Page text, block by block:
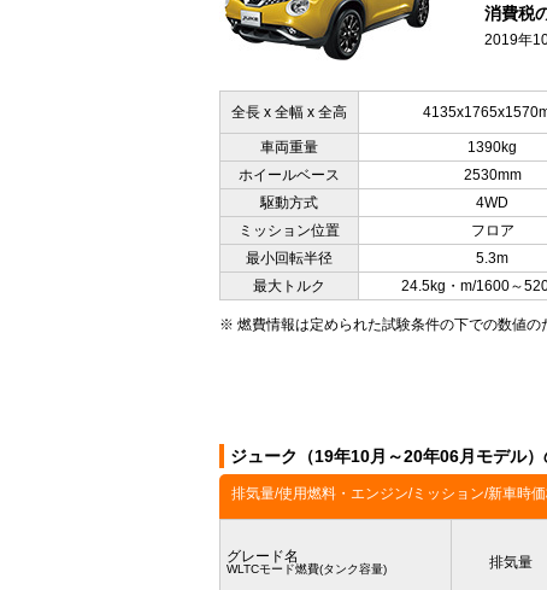
消費税
2019年
全長 x 全幅 x 全高
車両重量 1390kg
ホイールベース
2530mm
駆動方式
4WD
ミッション位置
フロア
最小回転半径
5.3m
最大トルク
24.5kg・m/1600～
※ 燃費情報は定められた試験条件の下での数値の
ジューク（19年10月～20年06月モデル
排気量/使用燃料・エンジン/ミッション/新車時
グレード名
WLTCモード燃費(タンク容量) 排気量